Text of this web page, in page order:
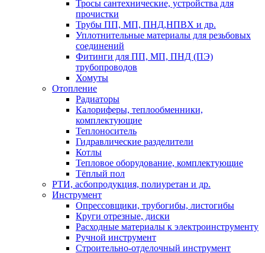
Тросы сантехнические, устройства для
прочистки
Трубы ПП, МП, ПНД,НПВХ и др.
Уплотнительные материалы для резьбовых
соединений
Фитинги для ПП, МП, ПНД (ПЭ)
трубопроводов
Хомуты
Отопление
Радиаторы
Калориферы, теплообменники,
комплектующие
Теплоноситель
Гидравлические разделители
Котлы
Тепловое оборудование, комплектующие
Тёплый пол
РТИ, асбопродукция, полиуретан и др.
Инструмент
Опрессовщики, трубогибы, листогибы
Круги отрезные, диски
Расходные материалы к электроинструменту
Ручной инструмент
Строительно-отделочный инструмент